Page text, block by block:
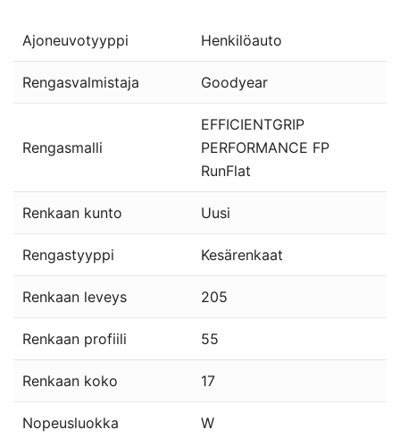
Ajoneuvotyyppi Henkilöauto
Rengasvalmistaja Goodyear
Rengasmalli
EFFICIENTGRIP
PERFORMANCE FP
RunFlat
Renkaan kunto Uusi
Rengastyyppi Kesärenkaat
Renkaan leveys 205
Renkaan profiili 55
Renkaan koko 17
Nopeusluokka W